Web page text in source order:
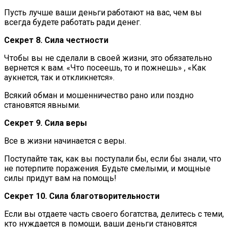
Пусть лучше ваши деньги работают на вас, чем вы
всегда будете работать ради денег.
Секрет 8. Сила честности
Чтобы вы не сделали в своей жизни, это обязательно
вернется к вам. «Что посеешь, то и пожнешь» , «Как
аукнется, так и откликнется».
Всякий обман и мошенничество рано или поздно
становятся явными.
Секрет 9. Сила веры
Все в жизни начинается с веры.
Поступайте так, как вы поступали бы, если бы знали, что
не потерпите поражения. Будьте смелыми, и мощные
силы придут вам на помощь!
Секрет 10. Сила благотворительности
Если вы отдаете часть своего богатства, делитесь с теми,
кто нуждается в помощи, ваши деньги становятся